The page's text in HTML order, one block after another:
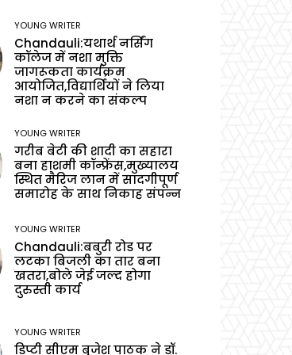
YOUNG WRITER
Chandauli:यथार्थ नर्सिंग
कॉलेज में नशा मुक्ति
जागरूकता कार्यक्रम
आयोजित,विद्यार्थियों ने लिया
नशा न करने का संकल्प
YOUNG WRITER
गरीब बेटी की शादी का सहारा
बना हाशमी कॉन्फ्रेंस,मुख्यालय
स्थित मैरिज लान में सादगीपूर्ण
समारोह के साथ निकाह संपन्न
YOUNG WRITER
Chandauli:बबुरी रोड पर
लटका बिजली का तार बना
खतरा,बोले जेई जल्द होगा
दुरुस्ती कार्य
YOUNG WRITER
डिप्टी सीएम बृजेश पाठक ने डॉ.